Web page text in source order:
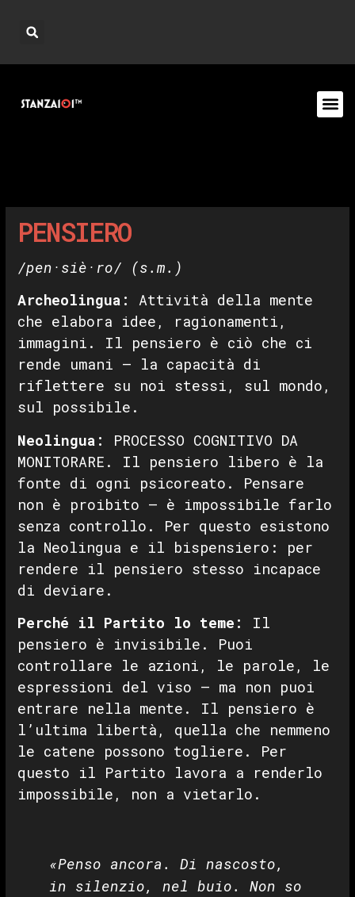
PENSIERO
/pen·siè·ro/ (s.m.)
Archeolingua:
Attività della mente
che elabora idee, ragionamenti,
immagini. Il pensiero è ciò che ci
rende umani — la capacità di
riflettere su noi stessi, sul mondo,
sul possibile.
Neolingua:
PROCESSO COGNITIVO DA
MONITORARE. Il pensiero libero è la
fonte di ogni psicoreato. Pensare
non è proibito — è impossibile farlo
senza controllo. Per questo esistono
la Neolingua e il bispensiero: per
rendere il pensiero stesso incapace
di deviare.
Perché il Partito lo teme:
Il
pensiero è invisibile. Puoi
controllare le azioni, le parole, le
espressioni del viso — ma non puoi
entrare nella mente. Il pensiero è
l’ultima libertà, quella che nemmeno
le catene possono togliere. Per
questo il Partito lavora a renderlo
impossibile, non a vietarlo.
«Penso ancora. Di nascosto,
in silenzio, nel buio. Non so